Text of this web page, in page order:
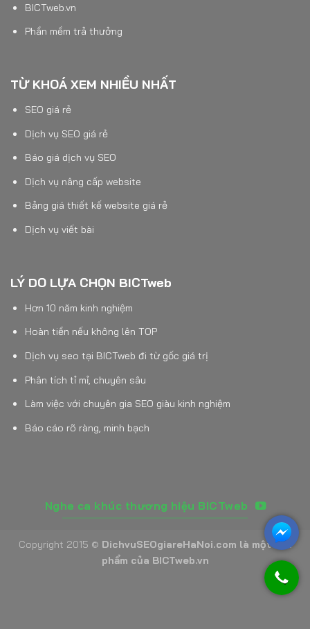
BICTweb.vn
Phần mềm trả thưởng
TỪ KHOÁ XEM NHIỀU NHẤT
SEO giá rẻ
Dịch vụ SEO giá rẻ
Báo giá dịch vụ SEO
Dịch vụ nâng cấp website
Bảng giá thiết kế website giá rẻ
Dịch vụ viết bài
LÝ DO LỰA CHỌN BICTweb
Hơn 10 năm kinh nghiệm
Hoàn tiền nếu không lên TOP
Dịch vụ seo tại BICTweb đi từ gốc giá trị
Phân tích tỉ mỉ, chuyên sâu
Làm việc với chuyên gia SEO giàu kinh nghiệm
Báo cáo rõ ràng, minh bạch
Nghe ca khúc thương hiệu BICTweb
Copyright 2015 © DichvuSEOgiareHaNoi.com là một sản
phẩm của BICTweb.vn